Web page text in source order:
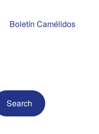
Boletín Camélidos